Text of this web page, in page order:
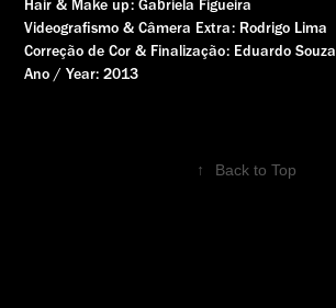
Hair & Make up: Gabriela Figueira
Videografismo & Câmera Extra: Rodrigo Lima
Correção de Cor & Finalização: Eduardo Souza
Ano / Year: 2013
↑ Back to Top